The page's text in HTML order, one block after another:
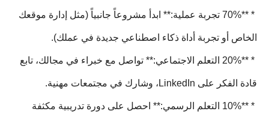
* **70% تجربة عملية:** ابدأ مشروعاً جانبياً (مثل إدارة موقعك
الخاص أو تجربة أداة ذكاء اصطناعي جديدة في عملك).
* **20% التعلم الاجتماعي:** تواصل مع خبراء في مجالك، تابع
قادة الفكر على LinkedIn، وشارك في مجتمعات مهنية.
* **10% التعلم الرسمي:** احصل على دورة تدريبية مكثفة